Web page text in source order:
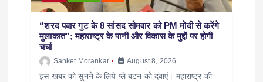
“शरद पवार गुट के 8 सांसद सोमवार को PM मोदी से करेंगे
मुलाकात”; महाराष्ट्र के पानी और विकास के मुद्दों पर होगी
चर्चा
Sanket Morankar August 8, 2026
इस खबर को सुनने के लिये प्ले बटन को दबाएं। महाराष्ट्र की